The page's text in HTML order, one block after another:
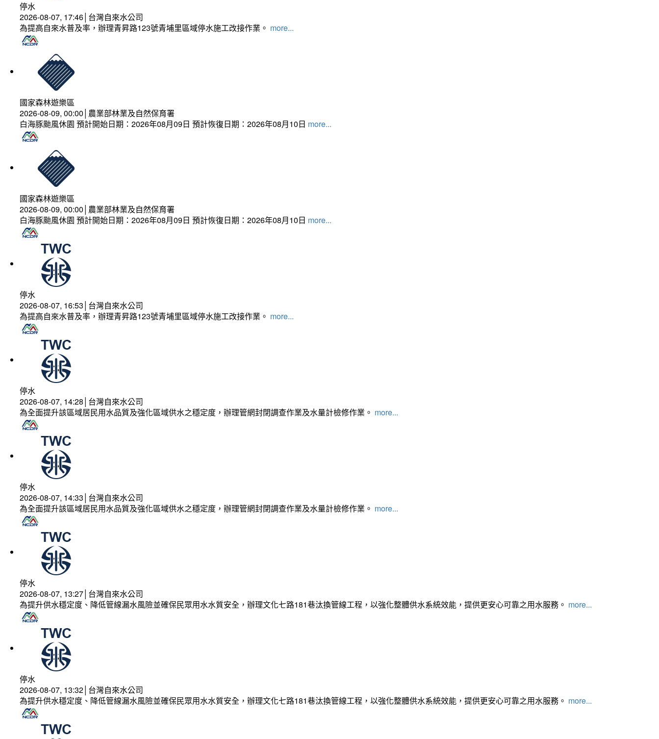
停水
2026-08-07, 17:46│台灣自來水公司
為提高自來水普及率，辦理青昇路123號青埔里區域停水施工改接作業。 more...
國家森林遊樂區
2026-08-09, 00:00│農業部林業及自然保育署
白海豚颱風休園 預計開始日期：2026年08月09日 預計恢復日期：2026年08月10日 more...
國家森林遊樂區
2026-08-09, 00:00│農業部林業及自然保育署
白海豚颱風休園 預計開始日期：2026年08月09日 預計恢復日期：2026年08月10日 more...
停水
2026-08-07, 16:53│台灣自來水公司
為提高自來水普及率，辦理青昇路123號青埔里區域停水施工改接作業。 more...
停水
2026-08-07, 14:28│台灣自來水公司
為全面提升該區域居民用水品質及強化區域供水之穩定度，辦理管網封閉調查作業及水量計檢修作業。 more...
停水
2026-08-07, 14:33│台灣自來水公司
為全面提升該區域居民用水品質及強化區域供水之穩定度，辦理管網封閉調查作業及水量計檢修作業。 more...
停水
2026-08-07, 13:27│台灣自來水公司
為提升供水穩定度、降低管線漏水風險並確保民眾用水水質安全，辦理文化七路181巷汰換管線工程，以強化整體供水系統效能，提供更安心可靠之用水服務。 more...
停水
2026-08-07, 13:32│台灣自來水公司
為提升供水穩定度、降低管線漏水風險並確保民眾用水水質安全，辦理文化七路181巷汰換管線工程，以強化整體供水系統效能，提供更安心可靠之用水服務。 more...